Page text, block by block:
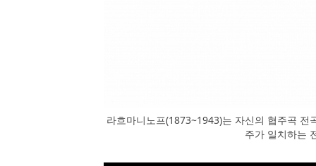
라흐마니노프(1873~1943)는 자신의 협주곡
주가 일치하는